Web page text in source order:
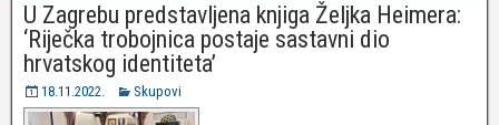
U Zagrebu predstavljena knjiga Željka Heimera:
‘Riječka trobojnica postaje sastavni dio
hrvatskog identiteta’
18.11.2022. Skupovi